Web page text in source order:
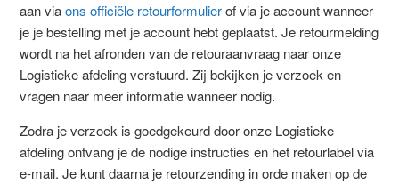
aan viaons officiële retourformulierof via je account wanneer
je je bestelling met je account hebt geplaatst. Je retourmelding
wordt na het afronden van de retouraanvraag naar onze
Logistieke afdeling verstuurd. Zij bekijken je verzoek en
vragen naar meer informatie wanneer nodig.
Zodra je verzoek is goedgekeurd door onze Logistieke
afdeling ontvang je de nodige instructies en het retourlabel via
e-mail. Je kunt daarna je retourzending in orde maken op de